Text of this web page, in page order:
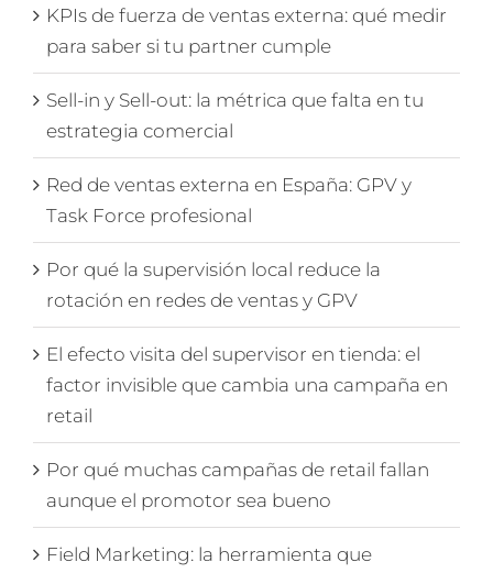
KPIs de fuerza de ventas externa: qué medir
para saber si tu partner cumple
Sell-in y Sell-out: la métrica que falta en tu
estrategia comercial
Red de ventas externa en España: GPV y
Task Force profesional
Por qué la supervisión local reduce la
rotación en redes de ventas y GPV
El efecto visita del supervisor en tienda: el
factor invisible que cambia una campaña en
retail
Por qué muchas campañas de retail fallan
aunque el promotor sea bueno
Field Marketing: la herramienta que